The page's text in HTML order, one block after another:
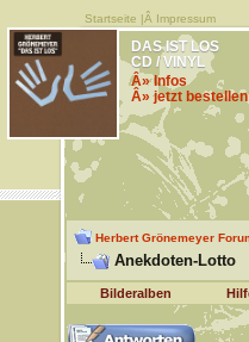
Startseite |Â Impressum
DAS IST LOS
CD / VINYL
Â» Infos
Â» jetzt
Herbert Grönemeyer
Anekdoten-Lotto
Bilderalben